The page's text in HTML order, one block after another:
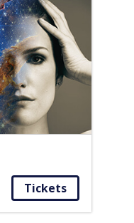
Tickets